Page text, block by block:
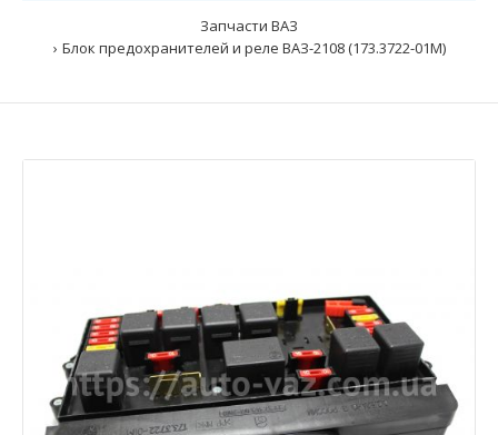
Запчасти ВАЗ
Блок предохранителей и реле ВАЗ-2108 (173.3722-01М)